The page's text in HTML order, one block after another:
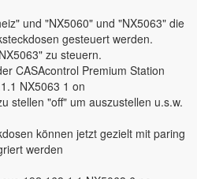
und "NX5060" und "NX5063" die
gesteuert werden.
zu steuern.
CASAcontrol Premium Station
NX5063 1 on
stellen "off" um auszustellen u.s.w.
können jetzt gezielt mit paring
werden